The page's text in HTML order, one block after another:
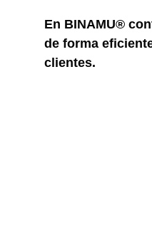
En BINAMU®
de forma
clientes.